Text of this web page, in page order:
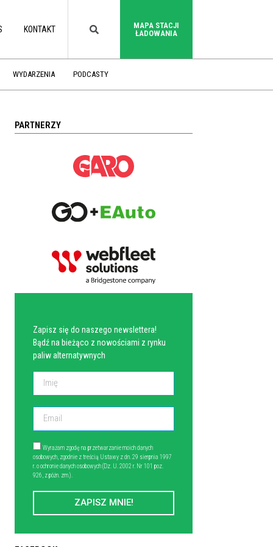
KONTAKT
MAPA STACJI
ŁADOWANIA
WYDARZENIA PODCASTY
PARTNERZY
Zapisz się do naszego newslettera!
Bądź na bieżąco z nowościami z rynku
paliw alternatywnych
Wyrażam zgodę na przetwarzanie moich danych
osobowych, zgodnie z treścią Ustawy z dn. 29 sierpnia 1997
r. o ochronie danych osobowych (Dz. U. 2002 r. Nr 101 poz.
926, z późn. zm.).
ZAPISZ MNIE!